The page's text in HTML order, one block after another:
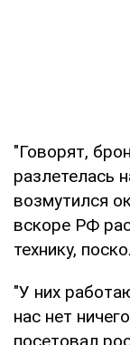
"Говорят,
разлетелась
возмутился
вскоре РФ
технику,
"У них
нас нет
посетовал